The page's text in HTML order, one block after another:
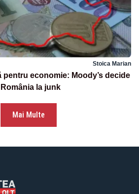
Stoica Marian
pentru economie: Moody’s decide
la junk
Mai Multe